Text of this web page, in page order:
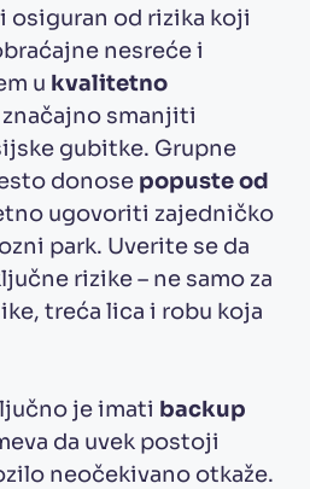
osiguran od rizika koji
nesreće i
u kvalitetno
smanjiti
gubitke. Grupne
donose popuste od
ugovoriti zajedničko
park. Uverite se da
rizike – ne samo za
treća lica i robu koja
je imati backup
da uvek postoji
neočekivano otkaže.